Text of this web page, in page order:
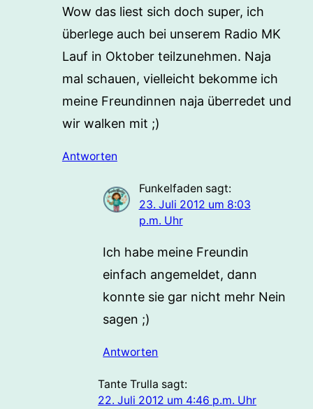
Wow das liest sich doch super, ich
überlege auch bei unserem Radio MK
Lauf in Oktober teilzunehmen. Naja
mal schauen, vielleicht bekomme ich
meine Freundinnen naja überredet und
wir walken mit ;)
Antworten
Funkelfaden sagt:
23. Juli 2012 um 8:03
p.m. Uhr
Ich habe meine Freundin
einfach angemeldet, dann
konnte sie gar nicht mehr Nein
sagen ;)
Antworten
Tante Trulla sagt:
22. Juli 2012 um 4:46 p.m. Uhr